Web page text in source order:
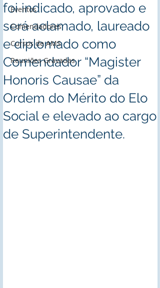
Eventos
Comendadores
Cursos de AMS
Reuniões Gravadas
foi indicado, aprovado e
será aclamado, laureado
e diplomado como
Comendador “Magister
Honoris Causae” da
Ordem do Mérito do Elo
Social e elevado ao cargo
de Superintendente.